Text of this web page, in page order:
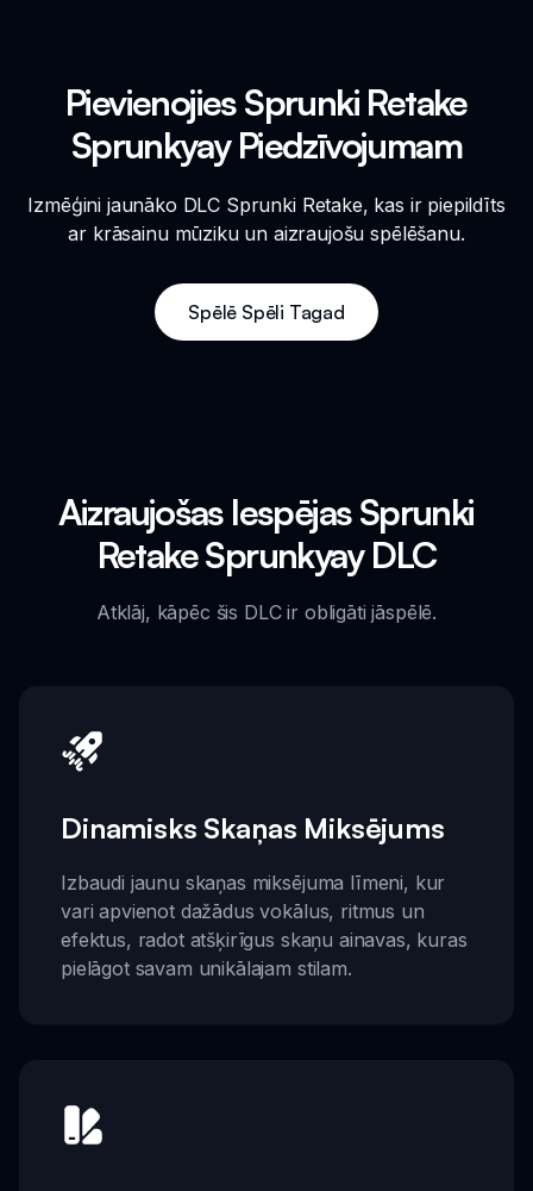
Pievienojies Sprunki Retake
Sprunkyay Piedzīvojumam
Izmēģini jaunāko DLC Sprunki Retake, kas ir piepildīts
ar krāsainu mūziku un aizraujošu spēlēšanu.
Spēlē Spēli Tagad
Aizraujošas Iespējas Sprunki
Retake Sprunkyay DLC
Atklāj, kāpēc šis DLC ir obligāti jāspēlē.
Dinamisks Skaņas Miksējums
Izbaudi jaunu skaņas miksējuma līmeni, kur
vari apvienot dažādus vokālus, ritmus un
efektus, radot atšķirīgus skaņu ainavas, kuras
pielāgot savam unikālajam stilam.